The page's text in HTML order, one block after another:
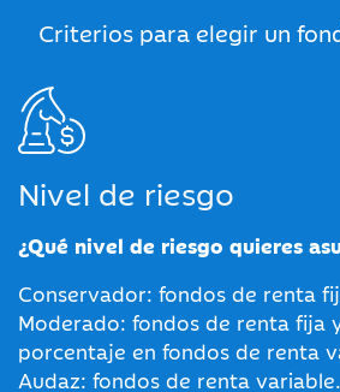
Criterios para elegir un
Nivel de riesgo
¿Qué nivel de riesgo quieres
Conservador: fondos de renta
Moderado: fondos de renta fija
porcentaje en fondos de renta
Audaz: fondos de renta variable.